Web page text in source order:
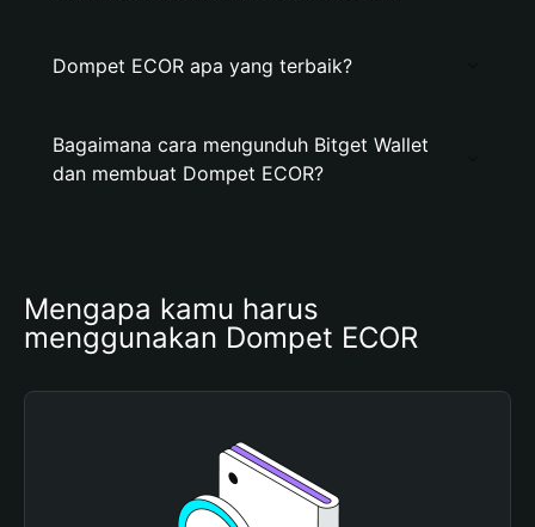
Dompet ECOR apa yang terbaik?
Bagaimana cara mengunduh Bitget Wallet
dan membuat Dompet ECOR?
Mengapa kamu harus
menggunakan Dompet ECOR